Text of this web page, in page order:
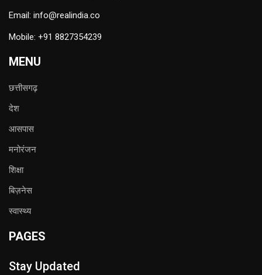
Email: info@realindia.co
Mobile: +91 8827354239
MENU
छत्तीसगढ़
देश
आसपास
मनोरंजन
शिक्षा
बिज़नेस
स्वास्थ्य
PAGES
Stay Updated